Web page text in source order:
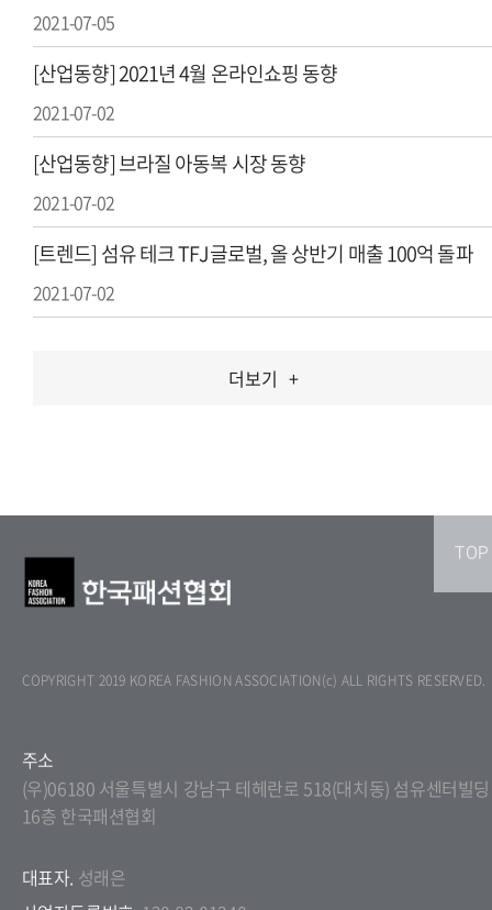
2021-07-05
[산업동향] 2021년 4월 온라인쇼핑 동향
2021-07-02
[산업동향] 브라질 아동복 시장 동향
2021-07-02
[트렌드] 섬유 테크 TFJ글로벌, 올 상반기 매출 100억 돌파
2021-07-02
더보기 +
COPYRIGHT 2019 KOREA FASHION ASSOCIATION(c) ALL RIGHTS RESERVED.
주소
(우)06180 서울특별시 강남구 테헤란로 518(대치동) 섬유센터빌딩
16층 한국패션협회
대표자. 성래은
TOP